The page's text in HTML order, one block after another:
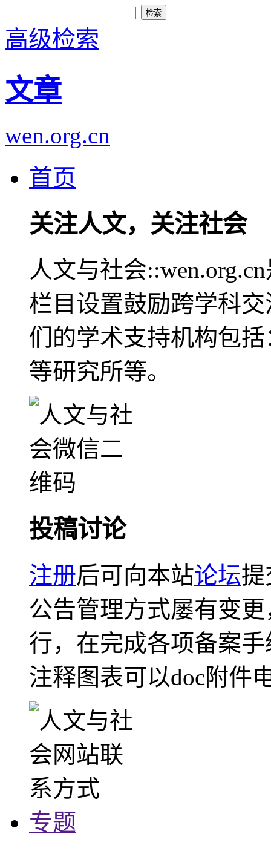
高级检索
文章
wen.org.cn
首页
关注人文，关注社会
人文与社会
栏目设置鼓励跨学科
们的学术支持机构包
等研究所等。
投稿讨论
注册后可向本站论坛提
公告管理方式屡有变
行，在完成各项备案
注释图表可以doc附件
专题